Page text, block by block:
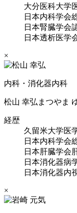
大分医科大学
日本内科学会
日本腎臓学会
日本透析医学
×
内科・消化器内科
松山 幸弘 まつやま
経歴
久留米大学医
日本内科学会
日本肝臓学会
日本消化器病
日本消化器内
×